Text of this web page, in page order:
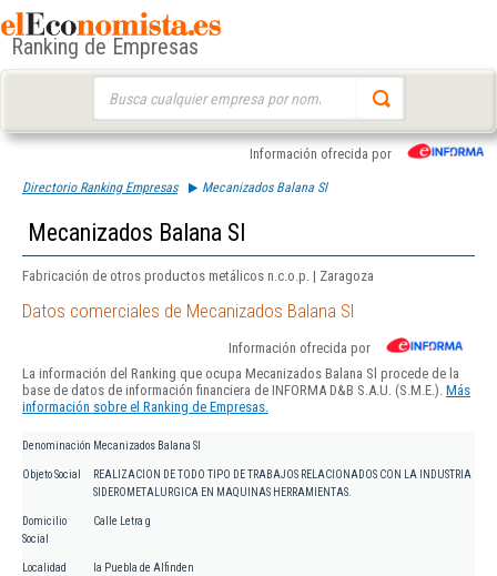
Ranking de Empresas
Información ofrecida por
Directorio Ranking Empresas Mecanizados Balana Sl
Mecanizados Balana Sl
Fabricación de otros productos metálicos n.c.o.p. | Zaragoza
Datos comerciales de Mecanizados Balana Sl
Información ofrecida por
La información del Ranking que ocupa Mecanizados Balana Sl procede de la
base de datos de información financiera de INFORMA D&B S.A.U. (S.M.E.). Más
información sobre el Ranking de Empresas.
Denominación Mecanizados Balana Sl
Objeto Social
REALIZACION DE TODO TIPO DE TRABAJOS RELACIONADOS CON LA INDUSTRIA
SIDEROMETALURGICA EN MAQUINAS HERRAMIENTAS.
Domicilio
Social
Calle Letra g
Localidad la Puebla de Alfinden